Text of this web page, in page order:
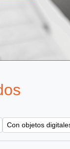
Remove filter:
Con objetos